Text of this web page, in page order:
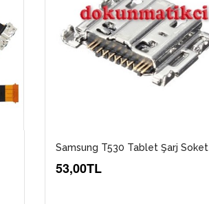
Samsung T530 Tablet Şarj Soket
53,00TL